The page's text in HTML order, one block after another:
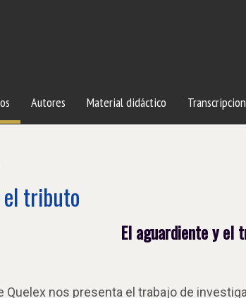
Autores Material didáctico
el tributo
El aguardiente y el
Quelex nos presenta el trabajo de